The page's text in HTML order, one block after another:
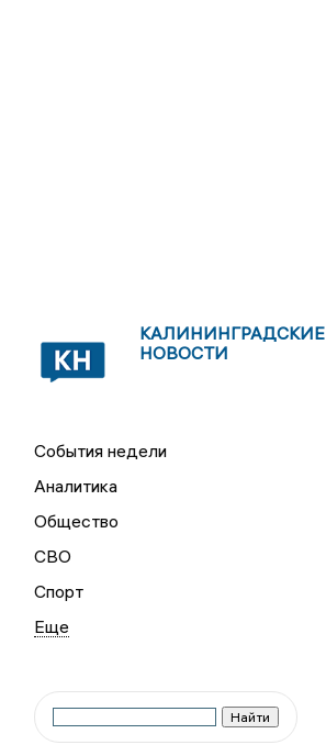
КАЛИНИНГРАДСКИЕ
НОВОСТИ
События недели
Аналитика
Общество
СВО
Спорт